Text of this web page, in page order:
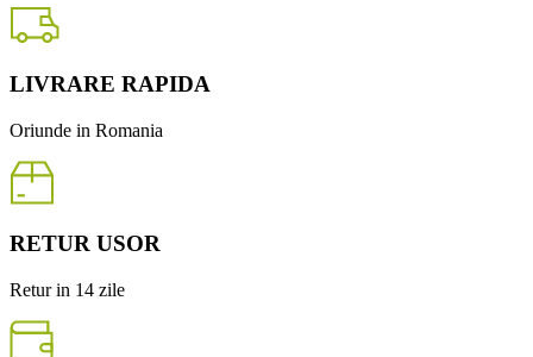
LIVRARE RAPIDA
Oriunde in Romania
RETUR USOR
Retur in 14 zile